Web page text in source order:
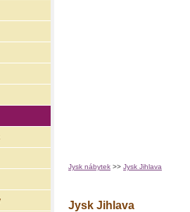
Jysk nábytek >> Jysk Jihlava
Jysk Jihlava